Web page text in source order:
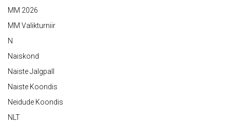
MM 2026
MM Valikturniir
N
Naiskond
Naiste Jalgpall
Naiste Koondis
Neidude Koondis
NLT